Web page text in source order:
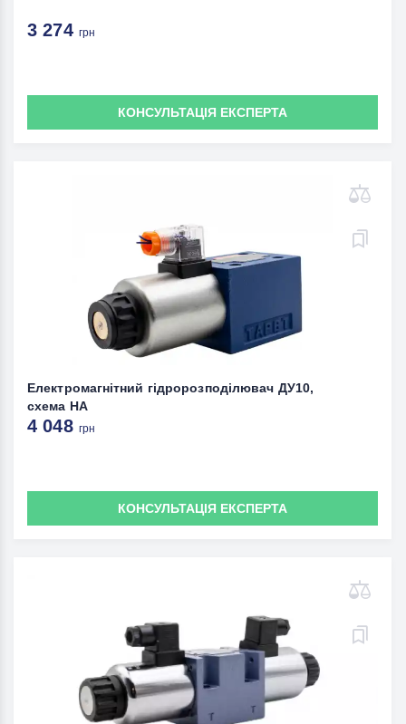
3 274 грн
КОНСУЛЬТАЦІЯ ЕКСПЕРТА
Електромагнітний гідророзподілювач ДУ10,
схема НА
4 048 грн
КОНСУЛЬТАЦІЯ ЕКСПЕРТА